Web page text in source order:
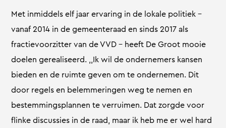
Met inmiddels elf jaar ervaring in de lokale politiek –
vanaf 2014 in de gemeenteraad en sinds 2017 als
fractievoorzitter van de VVD – heeft De Groot mooie
doelen gerealiseerd. ,,Ik wil de ondernemers kansen
bieden en de ruimte geven om te ondernemen. Dit
door regels en belemmeringen weg te nemen en
bestemmingsplannen te verruimen. Dat zorgde voor
flinke discussies in de raad, maar ik heb me er wel hard